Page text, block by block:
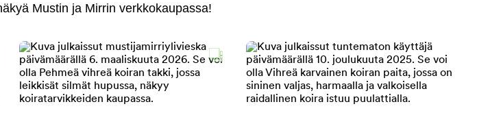
Mustin ja Mirrin verkkokaupassa!